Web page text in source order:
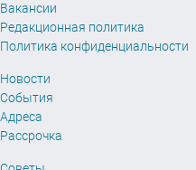
Вакансии
Редакционная политика
Политика конфиденциальности
Новости
События
Адреса
Рассрочка